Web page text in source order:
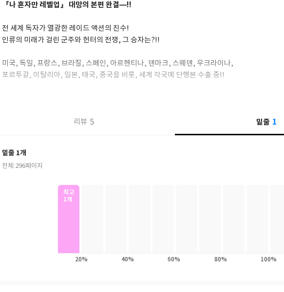
『나 혼자만 레벨업』 대망의 본편 완결―!!
전 세계 독자가 열광한 레이드 액션의 진수!
인류의 미래가 걸린 군주와 헌터의 전쟁, 그 승자는?!!
미국, 독일, 프랑스, 브라질, 스페인, 아르헨티나, 덴마크, 스웨덴, 우크라이나,
포르투갈, 이탈리아, 일본, 태국, 중국을 비롯, 세계 각국에 단행본 수출 중!!
일본판 오리콘 차트 진입!
최약체에서 최강 헌터로, 세상의 중심에 서다! 카카오페이지에서 연일 화제를 모으며, 폭발적
본편 완결이라는 점에서 더욱 뜻깊다. 『만화 나 혼자만 레벨업』은 글로벌 플랫폼 웹툰 연재
형성될 만큼 완성도와 재미, 콘텐츠로서의 저력을 입증한 작품이다. 또한 압도적인 인기에 힘
사상 최약체 E급 헌터, 성진우의 화려한 부활, 그리고 레벨업이 시작된다!
리뷰 5 밑줄 1
밑줄 1개
전체 296페이지
최고
1개
20% 40% 60% 80% 100%